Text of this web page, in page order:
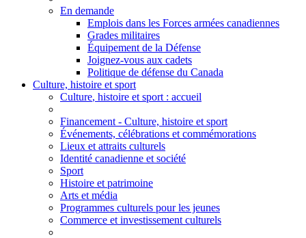
En demande
Emplois dans les Forces armées canadiennes
Grades militaires
Équipement de la Défense
Joignez-vous aux cadets
Politique de défense du Canada
Culture, histoire et sport
Culture, histoire et sport : accueil
Financement - Culture, histoire et sport
Événements, célébrations et commémorations
Lieux et attraits culturels
Identité canadienne et société
Sport
Histoire et patrimoine
Arts et média
Programmes culturels pour les jeunes
Commerce et investissement culturels